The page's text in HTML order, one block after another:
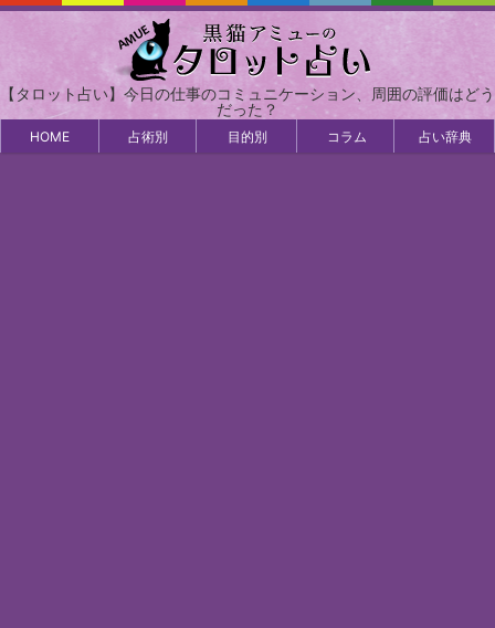
【タロット占い】今日の仕事のコミュニケーション、周囲の評価はどう
だった？
HOME 占術別 目的別 コラム 占い辞典